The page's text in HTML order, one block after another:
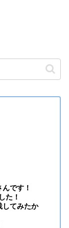
です！
た！
してみたか